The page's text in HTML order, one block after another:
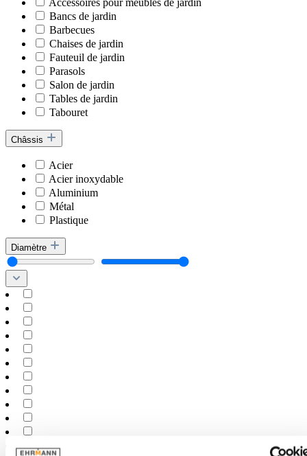
Bancs de jardin
Barbecues
Chaises de jardin
Fauteuil de jardin
Parasols
Salon de jardin
Tables de jardin
Tabouret
Châssis
Acier
Acier inoxydable
Aluminium
Métal
Plastique
Diamètre